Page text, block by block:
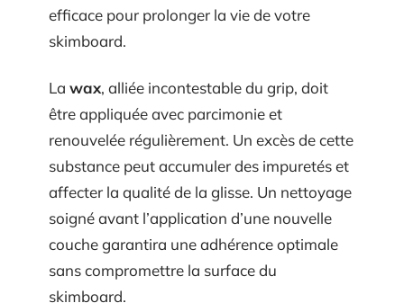
efficace pour prolonger la vie de votre
skimboard.
La wax, alliée incontestable du grip, doit
être appliquée avec parcimonie et
renouvelée régulièrement. Un excès de cette
substance peut accumuler des impuretés et
affecter la qualité de la glisse. Un nettoyage
soigné avant l’application d’une nouvelle
couche garantira une adhérence optimale
sans compromettre la surface du
skimboard.